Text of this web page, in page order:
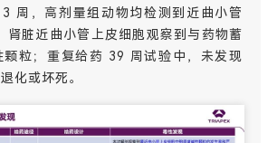
周，高剂量组动物均检测到近曲小管
肾脏近曲小管上皮细胞观察到与药物蓄
颗粒；重复给药 39 周试验中，未发现
化或坏死。